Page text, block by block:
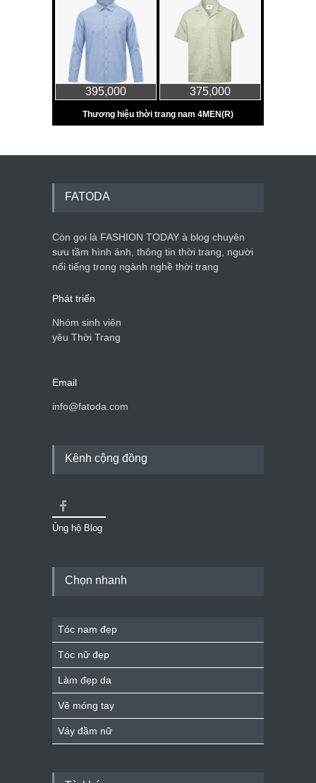
FATODA
Còn gọi là FASHION TODAY à blog chuyên
sưu tầm hình ảnh, thông tin thời trang, người
nổi tiếng trong ngành nghề thời trang
Phát triển
Nhóm sinh viên
yêu Thời Trang
Email
info@fatoda.com
Kênh cộng đồng
Ủng hộ Blog
Chọn nhanh
Tóc nam đẹp
Tóc nữ đẹp
Làm đẹp da
Vẽ móng tay
Váy đầm nữ